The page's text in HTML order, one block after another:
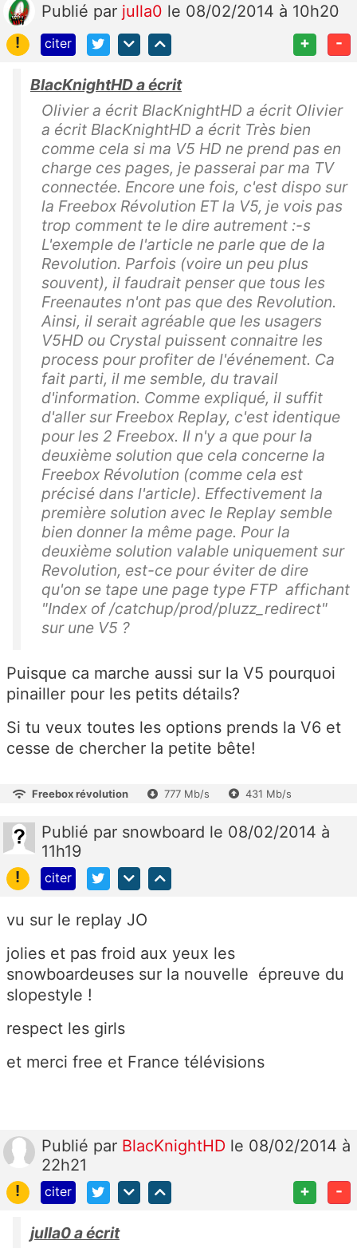
Publié par julla0 le 08/02/2014 à 10h20
!
citer + -
BlacKnightHD a écrit
Olivier a écrit BlacKnightHD a écrit Olivier
a écrit BlacKnightHD a écrit Très bien
comme cela si ma V5 HD ne prend pas en
charge ces pages, je passerai par ma TV
connectée. Encore une fois, c'est dispo sur
la Freebox Révolution ET la V5, je vois pas
trop comment te le dire autrement :-s
L'exemple de l'article ne parle que de la
Revolution. Parfois (voire un peu plus
souvent), il faudrait penser que tous les
Freenautes n'ont pas que des Revolution.
Ainsi, il serait agréable que les usagers
V5HD ou Crystal puissent connaitre les
process pour profiter de l'événement. Ca
fait parti, il me semble, du travail
d'information. Comme expliqué, il suffit
d'aller sur Freebox Replay, c'est identique
pour les 2 Freebox. Il n'y a que pour la
deuxième solution que cela concerne la
Freebox Révolution (comme cela est
précisé dans l'article). Effectivement la
première solution avec le Replay semble
bien donner la même page. Pour la
deuxième solution valable uniquement sur
Revolution, est-ce pour éviter de dire
qu'on se tape une page type FTP affichant
"Index of /catchup/prod/pluzz_redirect"
sur une V5 ?
Puisque ca marche aussi sur la V5 pourquoi
pinailler pour les petits détails?
Si tu veux toutes les options prends la V6 et
cesse de chercher la petite bête!
Freebox révolution 777 Mb/s 431 Mb/s
Publié par snowboard le 08/02/2014 à
11h19
!
citer
vu sur le replay JO
jolies et pas froid aux yeux les
snowboardeuses sur la nouvelle épreuve du
slopestyle !
respect les girls
et merci free et France télévisions
Publié par BlacKnightHD le 08/02/2014 à
22h21
!
citer + -
julla0 a écrit